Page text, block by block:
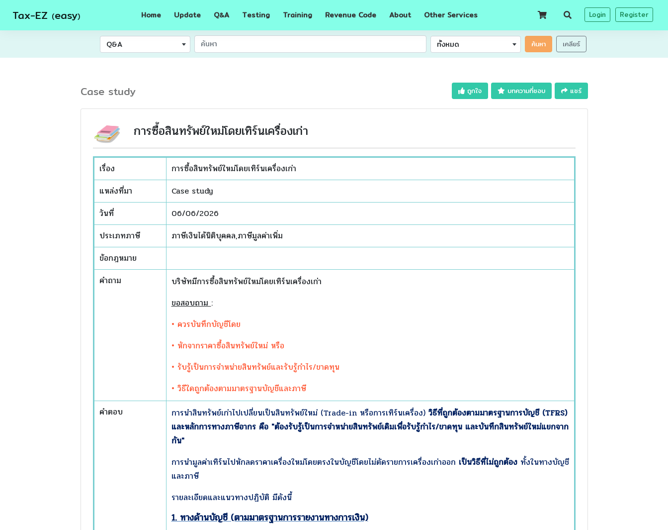
Tax-EZ (easy) Home Update Q&A Testing Training Revenue Code About Other Services Login Register
Q&A ทั้งหมด ค้นหา เคลียร์
Case study ถูกใจ บทความที่ชอบ แชร์
การซื้อสินทรัพย์ใหม่โดยเทิร์นเครื่องเก่า
เรื่อง
การซื้อสินทรัพย์ใหม่โดยเทิร์นเครื่องเก่า
แหล่งที่มา
Case study
วันที่
06/06/2026
ประเภทภาษี
ภาษีเงินได้นิติบุคคล,ภาษีมูลค่าเพิ่ม
ข้อกฎหมาย
คำถาม
บริษัทมีการซื้อสินทรัพย์ใหม่โดยเทิร์นเครื่องเก่า
ขอสอบถาม :
• ควรบันทึกบัญชีโดย
• หักจากราคาซื้อสินทรัพย์ใหม่ หรือ
• รับรู้เป็นการจำหน่ายสินทรัพย์และรับรู้กำไร/ขาดทุน
• วิธีใดถูกต้องตามมาตรฐานบัญชีและภาษี
คำตอบ
การนำสินทรัพย์เก่าไปเปลี่ยนเป็นสินทรัพย์ใหม่ (Trade-in หรือการเทิร์นเครื่อง) วิธีที่ถูกต้องตามมาตรฐานการบัญชี (TFRS)
และหลักการทางภาษีอากร คือ "ต้องรับรู้เป็นการจำหน่ายสินทรัพย์เดิมเพื่อรับรู้กำไร/ขาดทุน และบันทึกสินทรัพย์ใหม่แยกจาก
กัน"
การนำมูลค่าเทิร์นไปหักลดราคาเครื่องใหม่โดยตรงในบัญชีโดยไม่ตัดรายการเครื่องเก่าออก เป็นวิธีที่ไม่ถูกต้องทั้งในทางบัญชี
และภาษี
รายละเอียดและแนวทางปฏิบัติ มีดังนี้
1. ทางด้านบัญชี (ตามมาตรฐานการรายงานทางการเงิน)